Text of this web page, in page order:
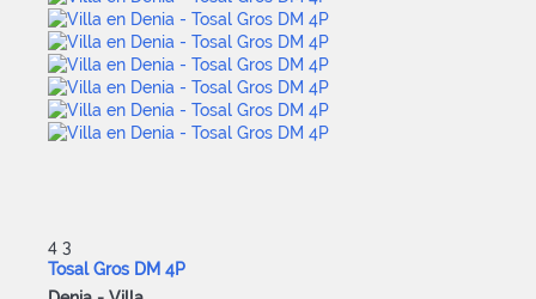
4 3
Tosal Gros DM 4P